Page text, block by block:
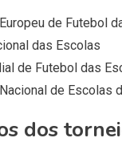
de Futebol
das Escolas
de Futebol das
de Escolas
dos